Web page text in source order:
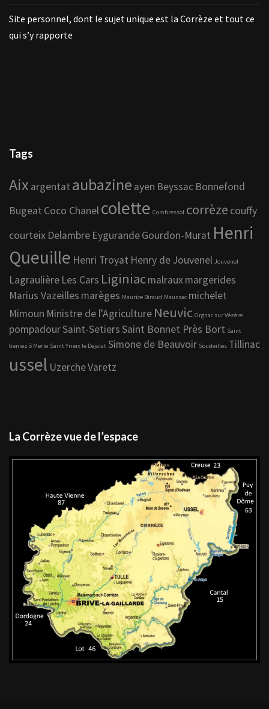
Site personnel, dont le sujet unique est la Corrèze et tout ce
qui s’y rapporte
Tags
Aix argentat aubazine ayen Beyssac Bonnefond
Bugeat Coco Chanelcolette Combressol corrèze couffy
courteix Delambre EygurandeGourdon-Murat Henri
Queuille Henri Troyat Henry de Jouvenel Jouvenel
Lagraulière Les Cars Liginiacmalrauxmargerides
Marius Vazeilles marèges Maurice Biraud Maussac michelet
Mimoun Ministre de l'Agriculture Neuvic Orgnac sur Vézère
pompadourSaint-SetiersSaint Bonnet Près Bort Saint
Geniez ô Merle Saint Yrieix le Dejalat Simone de Beauvoir Soudeilles Tillinac
ussel UzercheVaretz
La Corrèze vue de l’espace